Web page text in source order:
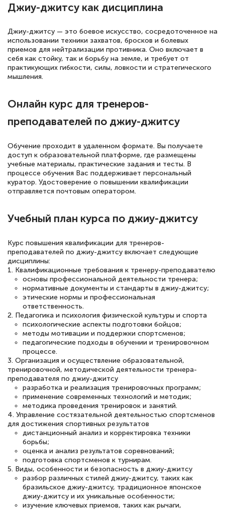
статьи. Времени на подготовку
аттестацию в школе. Спасибо!
12 марта 2026
вежливое сопровождение! Всё чётко и
понятно! Проходила повышение
квалификации. Ещё раз - СПАСИБО!
Елена Петрикс
11 марта 2026
Всем добрый день! Я прошла курс
повышени каалификации по
специальности «Тренер-преподаватель
по тяжелой атлетике»! Хочется
подчеркуть, что при обращении
оперативно связались со мной
специалисты, ответили на все
интересующие вопросы и в течении
двух…
Светлана К
Знаток города 7 уровня
10 марта 2026
Оставила заявку на обучение онлайн, мне
быстро ответили, разъяснили все детали.
Джиу-джитсу как дисциплина
Джиу-джитсу — это боевое искусство, сосредоточенное на
использовании техники захватов, бросков и болевых
приемов для нейтрализации противника. Оно включает в
себя как стойку, так и борьбу на земле, и требует от
практикующих гибкости, силы, ловкости и стратегического
мышления.
Онлайн курс для тренеров-
преподавателей по джиу-джитсу
Обучение проходит в удаленном формате. Вы получаете
доступ к образовательной платформе, где размещены
учебные материалы, практические задания и тесты. В
процессе обучения Вас поддерживает персональный
куратор. Удостоверение о повышении квалификации
отправляется почтовым оператором.
Учебный план курса по джиу-джитсу
Курс повышения квалификации для тренеров-
преподавателей по джиу-джитсу включает следующие
дисциплины:
1. Квалификационные требования к тренеру-преподавателю
основы профессиональной деятельности тренера;
нормативные документы и стандарты в джиу-джитсу;
этические нормы и профессиональная
ответственность.
2. Педагогика и психология физической культуры и спорта
психологические аспекты подготовки бойцов;
методы мотивации и поддержки спортсменов;
педагогические подходы в обучении и тренировочном
процессе.
3. Организация и осуществление образовательной,
тренировочной, методической деятельности тренера-
преподавателя по джиу-джитсу
разработка и реализация тренировочных программ;
применение современных технологий и методик;
методика проведения тренировок и занятий.
4. Управление состязательной деятельностью спортсменов
для достижения спортивных результатов
дистанционный анализ и корректировка техники
борьбы;
оценка и анализ результатов соревнований;
подготовка спортсменов к турнирам.
5. Виды, особенности и безопасность в джиу-джитсу
разбор различных стилей джиу-джитсу, таких как
бразильское джиу-джитсу, традиционное японское
джиу-джитсу и их уникальные особенности;
изучение ключевых приемов, таких как рычаги,